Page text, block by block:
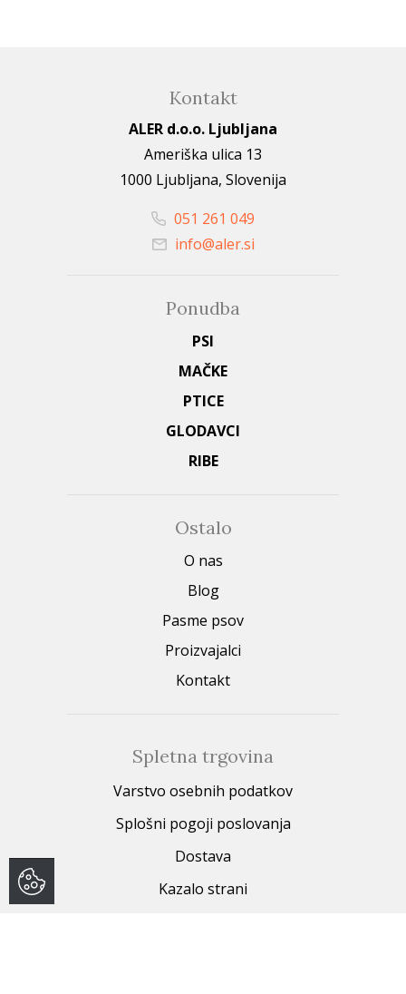
Kontakt
ALER d.o.o. Ljubljana
Ameriška ulica 13
1000 Ljubljana, Slovenija
051 261 049
info@aler.si
Ponudba
PSI
MAČKE
PTICE
GLODAVCI
RIBE
Ostalo
O nas
Blog
Pasme psov
Proizvajalci
Kontakt
Spletna trgovina
Varstvo osebnih podatkov
Splošni pogoji poslovanja
Dostava
Kazalo strani